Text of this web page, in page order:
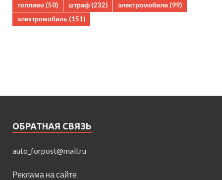
топливо (50) штраф (232) электромобили (99)
электромобиль (151)
ОБРАТНАЯ СВЯЗЬ
auto_forpost@mail.ru
Реклама на сайте